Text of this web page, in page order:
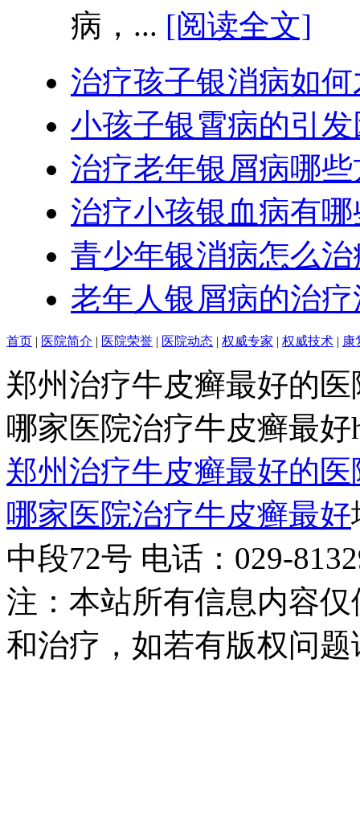
病，... [阅读全文]
治疗孩子银消病如
小孩子银霄病的引
治疗老年银屑病哪
治疗小孩银血病有
青少年银消病怎么
老年人银屑病的治
首页 | 医院简介 | 医院荣誉 | 医院动态 | 权威专家 | 权威技术 | 康
郑州治疗牛皮癣最好的
哪家医院治疗牛皮癣最好
郑州治疗牛皮癣最好的
哪家医院治疗牛皮癣最好
中段72号 电话：029-
注：本站所有信息内容
和治疗，如若有版权问